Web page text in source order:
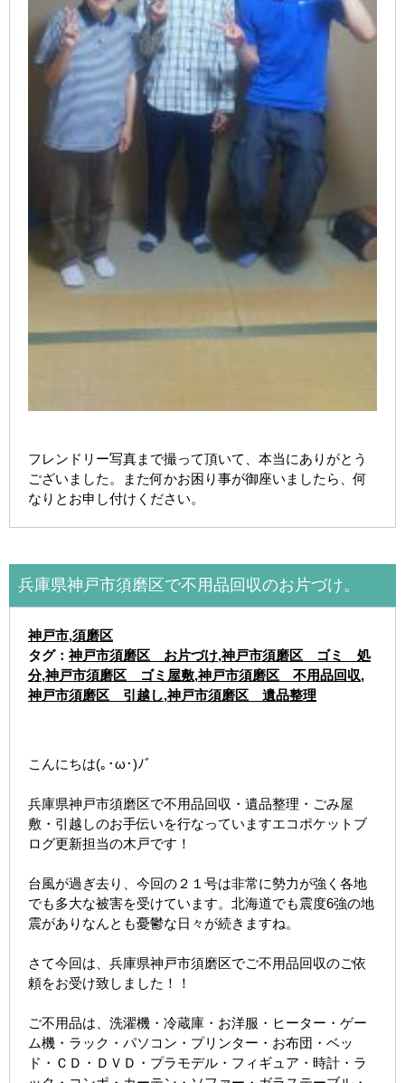
フレンドリー写真まで撮って頂いて、本当にありがとう
ございました。また何かお困り事が御座いましたら、何
なりとお申し付けください。
兵庫県神戸市須磨区で不用品回収のお片づけ。
神戸市,須磨区
タグ： 神戸市須磨区 お片づけ,神戸市須磨区 ゴミ 処
分,神戸市須磨区 ゴミ屋敷,神戸市須磨区 不用品回収,
神戸市須磨区 引越し,神戸市須磨区 遺品整理
こんにちは(｡･ω･)ﾉﾞ
兵庫県神戸市須磨区で不用品回収・遺品整理・ごみ屋
敷・引越しのお手伝いを行なっていますエコポケットブ
ログ更新担当の木戸です！
台風が過ぎ去り、今回の２１号は非常に勢力が強く各地
でも多大な被害を受けています。北海道でも震度6強の地
震がありなんとも憂鬱な日々が続きますね。
さて今回は、兵庫県神戸市須磨区でご不用品回収のご依
頼をお受け致しました！！
ご不用品は、洗濯機・冷蔵庫・お洋服・ヒーター・ゲー
ム機・ラック・パソコン・プリンター・お布団・ベッ
ド・ＣＤ・ＤＶＤ・プラモデル・フィギュア・時計・ラ